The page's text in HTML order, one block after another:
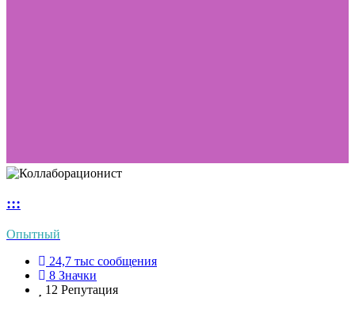
:::
Опытный
24,7 тыс сообщения
8 Значки
12 Репутация